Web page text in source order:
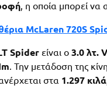
, η οποία μπορεί να
McLaren 720S
Spider είναι ο 3.0 λτ.
. Την μετάδοση της
στα 1.297 κιλά